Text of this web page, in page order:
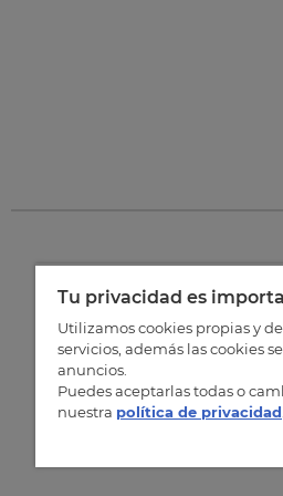
Tu privacidad es
Utilizamos cookies propias y
servicios, además las cookies
anuncios.
Puedes aceptarlas todas o
nuestra política de privacidad